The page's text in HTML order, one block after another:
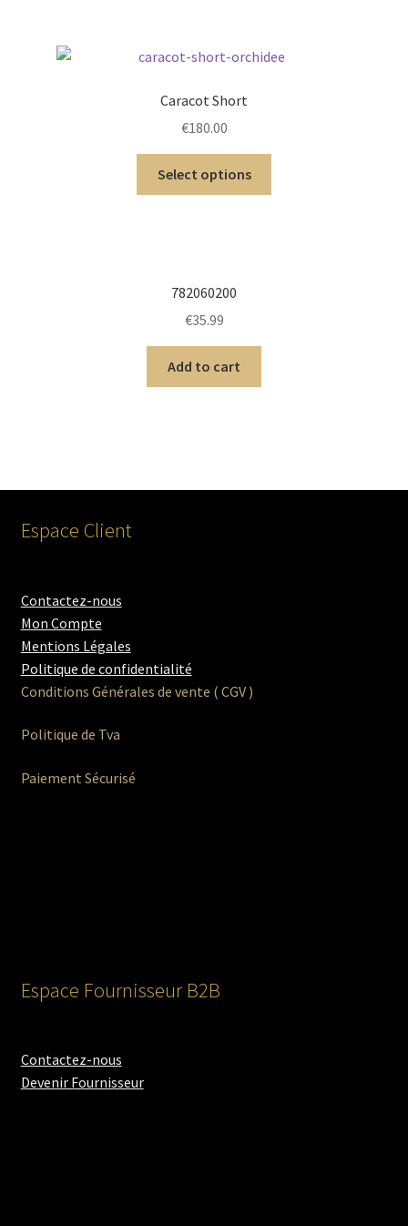
Caracot Short
€180.00
Select options
782060200
€35.99
Add to cart
Espace Client
Contactez-nous
Mon Compte
Mentions Légales
Politique de confidentialité
Conditions Générales de vente ( CGV )
Politique de Tva
Paiement Sécurisé
Espace Fournisseur B2B
Contactez-nous
Devenir Fournisseur